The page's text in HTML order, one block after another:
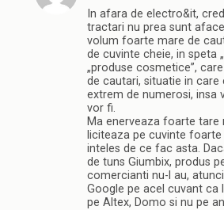
In afara de electro&it,
tractari nu prea sunt
volum foarte mare de
de cuvinte cheie, in speta
„produse cosmetice”,
de cautari, situatie in
extrem de numerosi, insa
vor fi.
Ma enerveaza foarte tare
liciteaza pe cuvinte
inteles de ce fac asta.
de tuns Giumbix, produs
comercianti nu-l au,
Google pe acel cuvant ca
pe Altex, Domo si nu pe